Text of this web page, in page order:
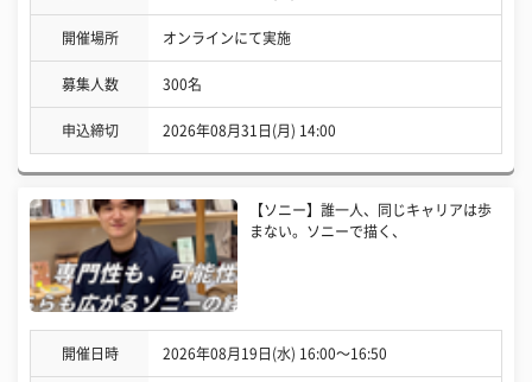
開催場所 オンラインにて実施
募集人数 300名
申込締切 2026年08月31日(月) 14:00
【ソニー】誰一人、同じキャリアは歩
まない。ソニーで描く、
開催日時 2026年08月19日(水) 16:00〜16:50